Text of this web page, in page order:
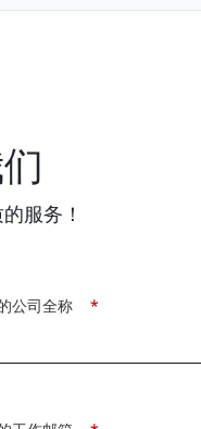
服务！
*
公司全称